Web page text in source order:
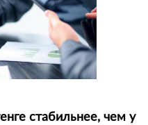
стабильнее, чем у